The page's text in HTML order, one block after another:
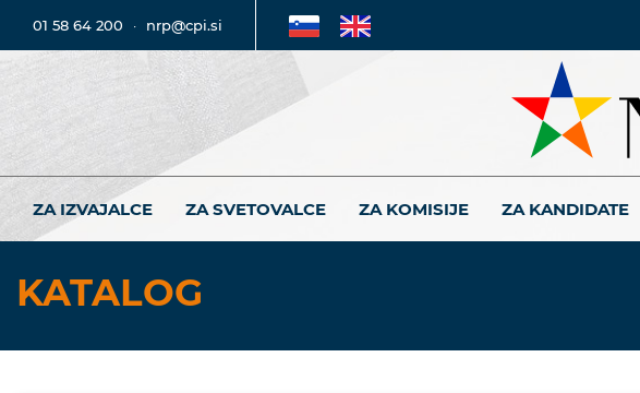
01 58 64 200 · nrp@cpi.si
ZA IZVAJALCE ZA SVETOVALCE ZA KOMISIJE ZA KANDIDATE
KATALOG